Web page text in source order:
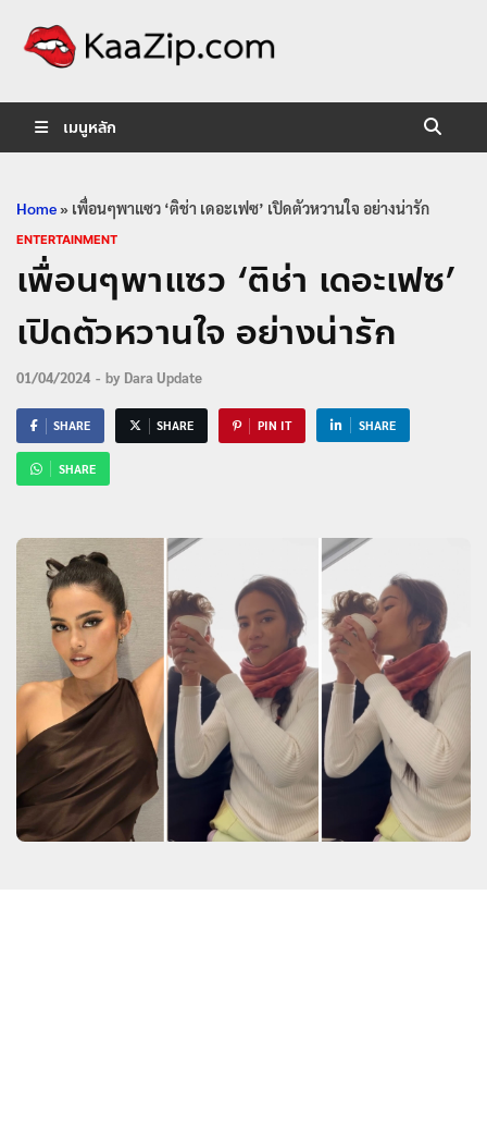
เมนูหลัก
Home» เพื่อนๆพาแซว ‘ติช่า เดอะเฟซ’ เปิดตัวหวานใจ อย่างน่ารัก
ENTERTAINMENT
เพื่อนๆพาแซว ‘ติช่า เดอะเฟซ’
เปิดตัวหวานใจ อย่างน่ารัก
01/04/2024 - by Dara Update
SHARE SHARE PIN IT SHARE
SHARE